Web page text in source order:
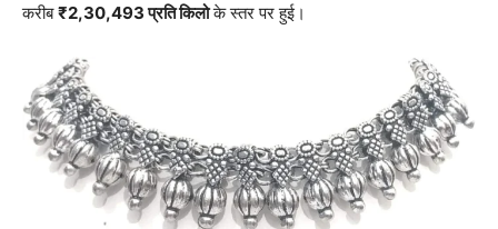
करीब₹2,30,493 प्रति किलोके स्तर पर हुई।